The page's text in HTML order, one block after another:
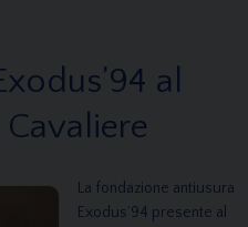
al
La fondazione antiusura
Exodus’94 presente al